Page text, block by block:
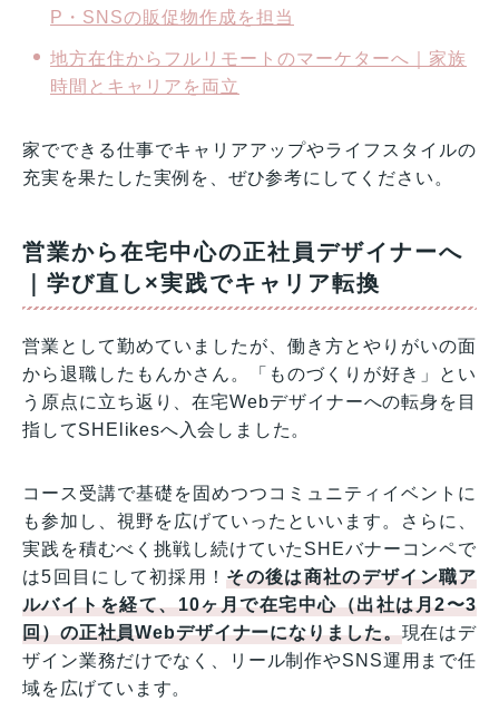
P・SNSの販促物作成を担当
地方在住からフルリモートのマーケターへ｜家族
時間とキャリアを両立
家でできる仕事でキャリアアップやライフスタイルの
充実を果たした実例を、ぜひ参考にしてください。
営業から在宅中心の正社員デザイナーへ
｜学び直し×実践でキャリア転換
営業として勤めていましたが、働き方とやりがいの面
から退職したもんかさん。「ものづくりが好き」とい
う原点に立ち返り、在宅Webデザイナーへの転身を目
指してSHElikesへ入会しました。
コース受講で基礎を固めつつコミュニティイベントに
も参加し、視野を広げていったといいます。さらに、
実践を積むべく挑戦し続けていたSHEバナーコンペで
は5回目にして初採用！その後は商社のデザイン職ア
ルバイトを経て、10ヶ月で在宅中心（出社は月2〜3
回）の正社員Webデザイナーになりました。現在はデ
ザイン業務だけでなく、リール制作やSNS運用まで任
域を広げています。